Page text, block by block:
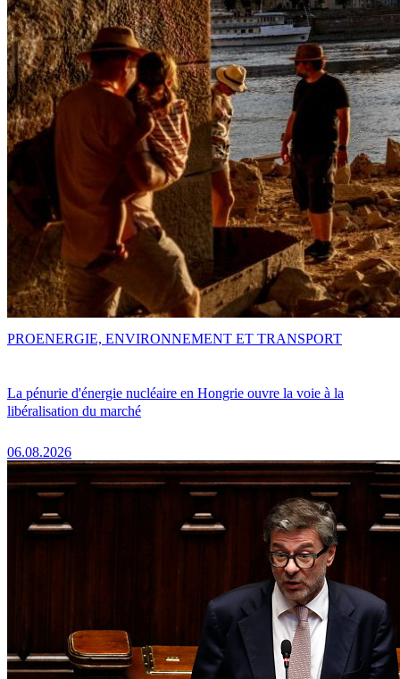
La pénurie d'énergie nucléaire en Hongrie ouvre la voie à la
libéralisation du marché
06.08.2026
PROENERGIE, ENVIRONNEMENT ET TRANSPORT